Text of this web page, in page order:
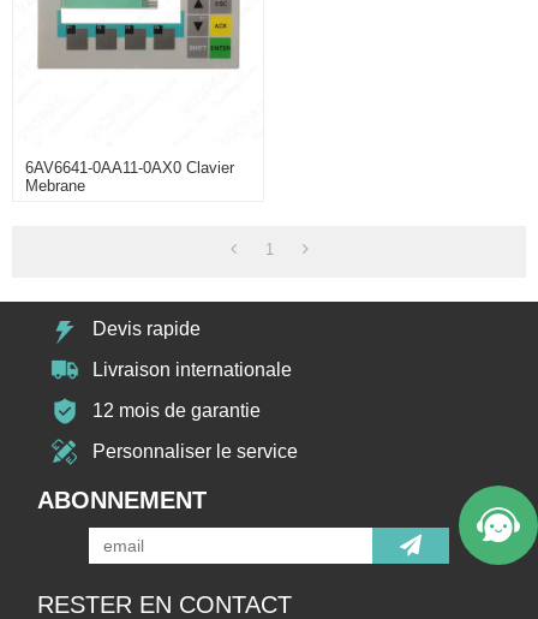
6AV6641-0AA11-0AX0 Clavier
Mebrane
1
Devis rapide
Livraison internationale
12 mois de garantie
Personnaliser le service
ABONNEMENT
RESTER EN CONTACT